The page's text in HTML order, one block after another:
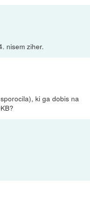
nisem ziher.
ki ga dobis na